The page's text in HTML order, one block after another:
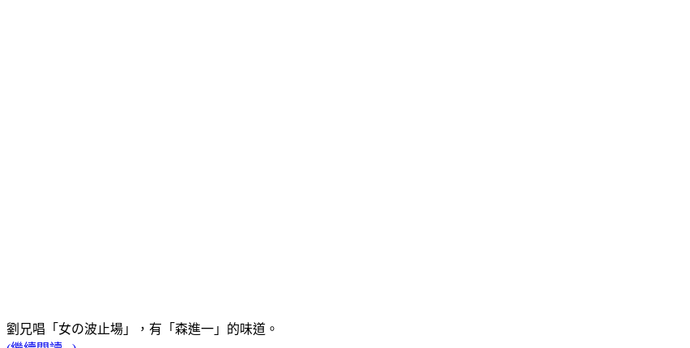
劉兄唱「女の波止場」，有「森進一」的味道。